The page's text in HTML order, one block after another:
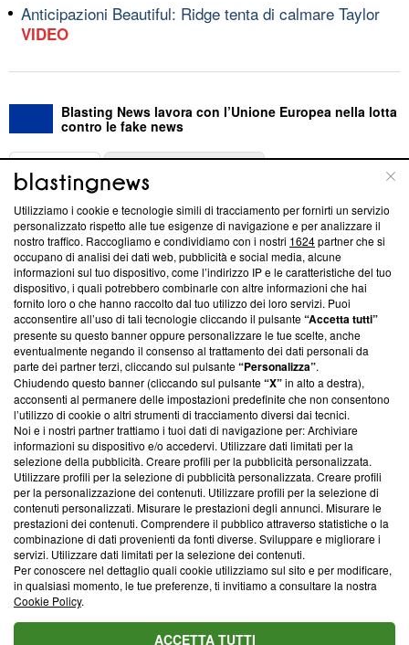
Anticipazioni Beautiful: Ridge tenta di calmare Taylor
VIDEO
Blasting News lavora con l’Unione Europea nella lotta
contro le fake news
ABOUT
Questa sezione offre informazioni trasparenti su Blasting
News, sui nostri processi editoriali e su come ci impegniamo a
creare news di qualità. Inoltre, afferma la nostra aderenza a
‘Trust Project - News with Integrity’Blasting News non è
ancora membro del programma, ma ha richiesto di farne
parte; Trust Project non ha ancora effettuato una verifica di
conformità agli standard.
Su di noi
Team editoriale
Corporate
Redazione
Informativa Privacy
Cookie Policy
Blasting SA, IDI CHE-247.845.224, Via Carlo Frasca, 3 - 6900
Lugano (Svizzera) Tel:+39 0690258937
© 2026 Blasting News
Utilizziamo i cookie e tecnologie simili di tracciamento per fornirti un servizio
personalizzato rispetto alle tue esigenze di navigazione e per analizzare il
nostro traffico. Raccogliamo e condividiamo con i nostri 1624partner che si
occupano di analisi dei dati web, pubblicità e social media, alcune
informazioni sul tuo dispositivo, come l’indirizzo IP e le caratteristiche del tuo
dispositivo, i quali potrebbero combinarle con altre informazioni che hai
fornito loro o che hanno raccolto dal tuo utilizzo dei loro servizi. Puoi
acconsentire all’uso di tali tecnologie cliccando il pulsante“Accetta tutti”
presente su questo banner oppure personalizzare le tue scelte, anche
eventualmente negando il consenso al trattamento dei dati personali da
parte dei partner terzi, cliccando sul pulsante“Personalizza”.
Chiudendo questo banner (cliccando sul pulsante“X”in alto a destra),
acconsenti al permanere delle impostazioni predefinite che non consentono
l’utilizzo di cookie o altri strumenti di tracciamento diversi dai tecnici.
Noi e i nostri partner trattiamo i tuoi dati di navigazione per: Archiviare
informazioni su dispositivo e/o accedervi. Utilizzare dati limitati per la
selezione della pubblicità. Creare profili per la pubblicità personalizzata.
Utilizzare profili per la selezione di pubblicità personalizzata. Creare profili
per la personalizzazione dei contenuti. Utilizzare profili per la selezione di
contenuti personalizzati. Misurare le prestazioni degli annunci. Misurare le
prestazioni dei contenuti. Comprendere il pubblico attraverso statistiche o la
combinazione di dati provenienti da fonti diverse. Sviluppare e migliorare i
servizi. Utilizzare dati limitati per la selezione dei contenuti.
Per conoscere nel dettaglio quali cookie utilizziamo sul sito e per modificare,
in qualsiasi momento, le tue preferenze, ti invitiamo a consultare la nostra
Cookie Policy.
ACCETTA TUTTI